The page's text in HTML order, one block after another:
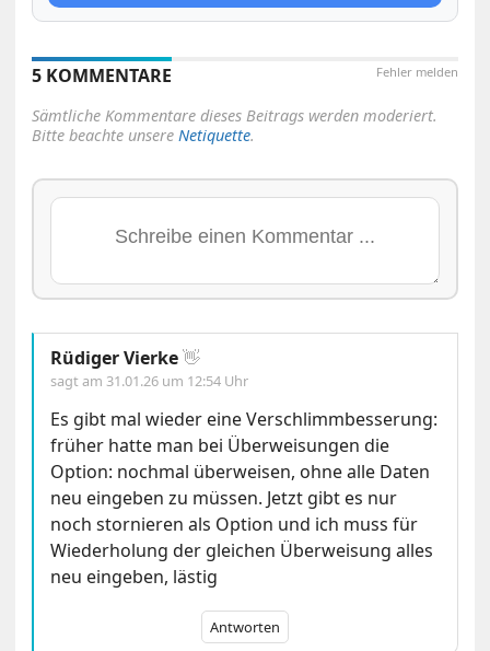
Fehler melden
5 KOMMENTARE
Sämtliche Kommentare dieses Beitrags werden moderiert.
Bitte beachte unsere Netiquette.
Rüdiger Vierke👋
sagt am 31.01.26 um 12:54 Uhr
Es gibt mal wieder eine Verschlimmbesserung:
früher hatte man bei Überweisungen die
Option: nochmal überweisen, ohne alle Daten
neu eingeben zu müssen. Jetzt gibt es nur
noch stornieren als Option und ich muss für
Wiederholung der gleichen Überweisung alles
neu eingeben, lästig
Antworten